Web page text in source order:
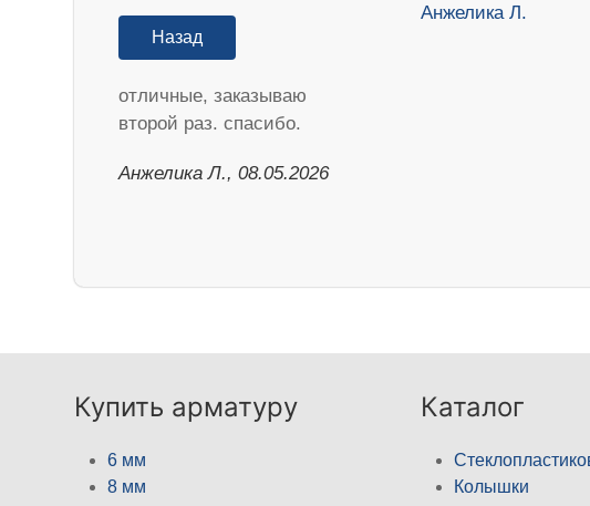
Назад
отличные, заказываю
второй раз. спасибо.
Анжелика Л., 08.05.2026
Купить арматуру
6 мм
8 мм
Каталог
Колышки